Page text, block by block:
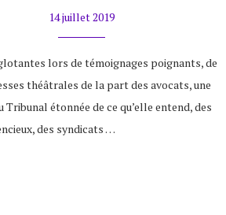
14 juillet 2019
lors de témoignages poignants, de
théâtrales de la part des avocats, une
Tribunal étonnée de ce qu’elle entend, des
des syndicats …